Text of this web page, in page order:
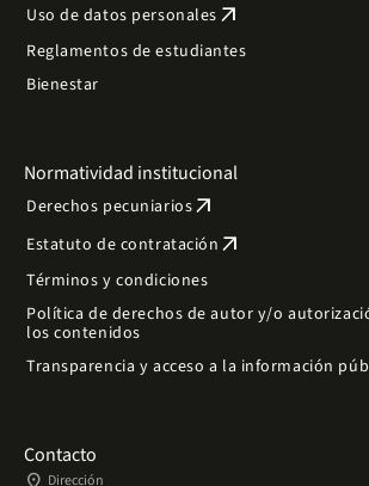
Uso de datos personales arrow_outward
Reglamentos de estudiantes
Bienestar
Normatividad institucional
Derechos pecuniariosarrow_outward
Estatuto de contratación arrow_outward
Términos y condiciones
Política de derechos de autor y/o
los contenidos
Transparencia y acceso a la información
Contacto
place Dirección